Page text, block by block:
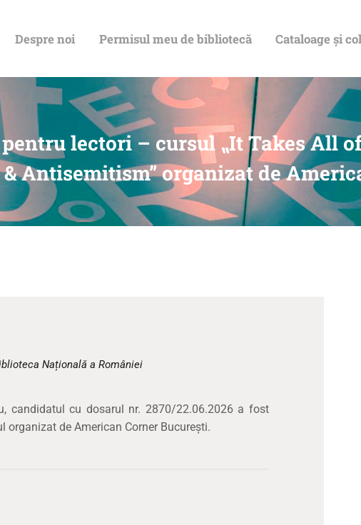
Despre noi Permisul meu de bibliotecă Cataloage și
lectori – cursul ⹂It Takes All
Antisemitism” organizat de
DE BIBLIOTECĂ
CATALOAGE ȘI
COLECȚII
BIBLIOTECA
SPAȚII
NOUTĂȚI
Națională a României
candidatul cu dosarul nr. 2870/22.06.2026 a fost
organizat de American Corner București.